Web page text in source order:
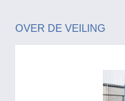
OVER DE VEILING